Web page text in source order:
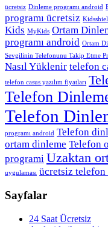
ücretsiz Dinleme programı android
programı ücretsiz
Kids MyKids Ortam
programı android Ortam
Sevgilinin Telefonunu Takip Etme
Nasıl Yüklenir telefon
telefon casus yazılım fiyatları
Telefon
Telefon
programı android Telefon
ortam dinleme Telefon
programi Uzaktan
uygulaması ücretsiz telefon
Sayfalar
24 Saat Ücretsiz